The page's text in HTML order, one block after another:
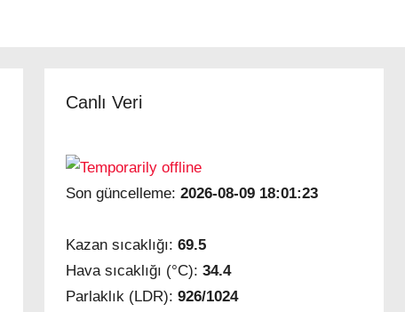
Canlı Veri
Son güncelleme:2026-08-09 18:01:23
Kazan sıcaklığı:69.5
Hava sıcaklığı (°C):34.4
Parlaklık (LDR):926/1024